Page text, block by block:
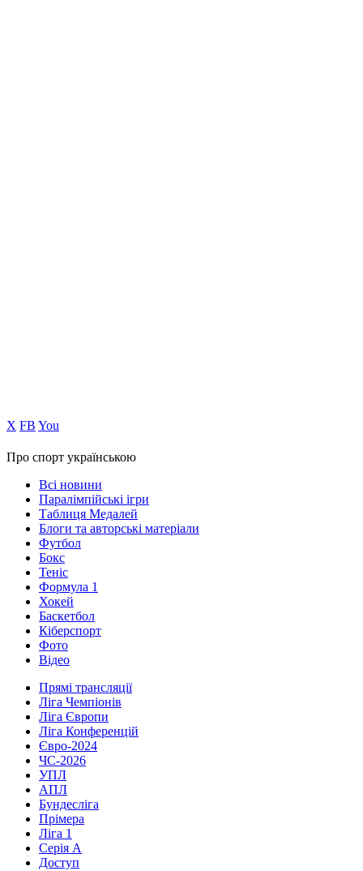
Х FB You
Про спорт українською
Всі новини
Паралімпійські ігри
Таблиця Медалей
Блоги та авторські матеріали
Футбол
Бокс
Теніс
Формула 1
Хокей
Баскетбол
Кіберспорт
Фото
Відео
Прямі трансляції
Ліга Чемпіонів
Ліга Європи
Ліга Конференцій
Євро-2024
ЧС-2026
УПЛ
АПЛ
Бундесліга
Прімера
Ліга 1
Серія А
Доступ